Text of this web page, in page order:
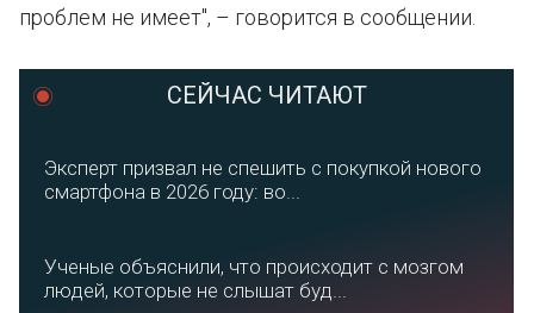
проблем не имеет", – говорится в сообщении.
СЕЙЧАС ЧИТАЮТ
Эксперт призвал не спешить с покупкой нового
смартфона в 2026 году: во...
Ученые объяснили, что происходит с мозгом
людей, которые не слышат буд...